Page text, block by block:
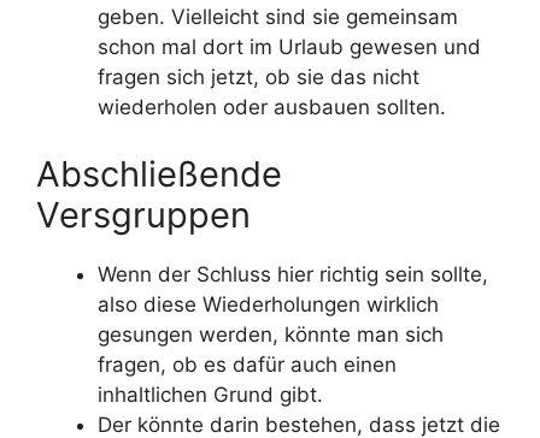
geben. Vielleicht sind sie gemeinsam
schon mal dort im Urlaub gewesen und
fragen sich jetzt, ob sie das nicht
wiederholen oder ausbauen sollten.
Abschließende
Versgruppen
Wenn der Schluss hier richtig sein sollte,
also diese Wiederholungen wirklich
gesungen werden, könnte man sich
fragen, ob es dafür auch einen
inhaltlichen Grund gibt.
Der könnte darin bestehen, dass jetzt die